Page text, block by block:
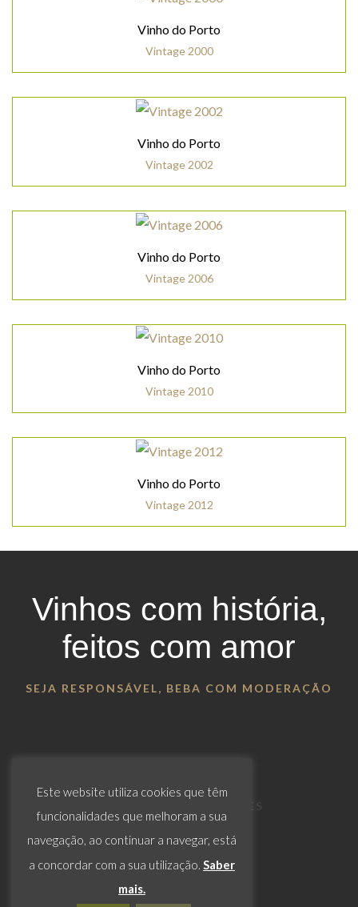
Vinho do Porto
Vintage 2000
Vinho do Porto
Vintage 2002
Vinho do Porto
Vintage 2006
Vinho do Porto
Vintage 2010
Vinho do Porto
Vintage 2012
Vinhos com história,
feitos com amor
SEJA RESPONSÁVEL, BEBA COM MODERAÇÃO
Este website utiliza cookies que têm
funcionalidades que melhoram a sua
navegação, ao continuar a navegar, está
a concordar com a sua utilização. Saber
mais.